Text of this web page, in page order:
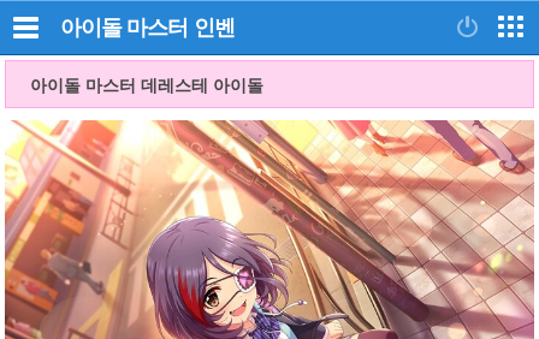
아이돌 마스터 인벤
아이돌 마스터 데레스테 아이돌